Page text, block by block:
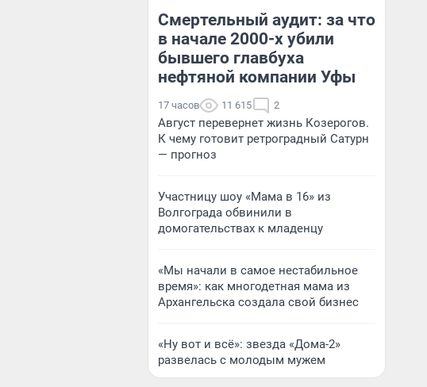
Смертельный аудит: за что
в начале 2000-х убили
бывшего главбуха
нефтяной компании Уфы
17 часов 11 615 2
Август перевернет жизнь Козерогов.
К чему готовит ретроградный Сатурн
— прогноз
Участницу шоу «Мама в 16» из
Волгограда обвинили в
домогательствах к младенцу
«Мы начали в самое нестабильное
время»: как многодетная мама из
Архангельска создала свой бизнес
«Ну вот и всё»: звезда «Дома-2»
развелась с молодым мужем